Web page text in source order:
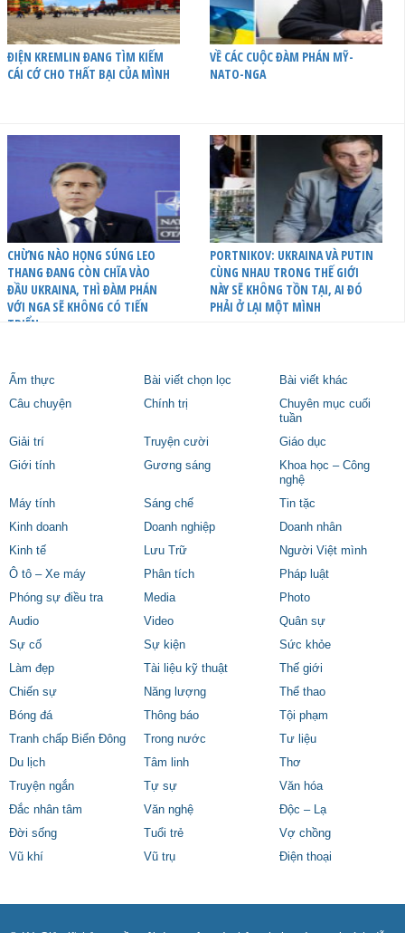
ĐIỆN KREMLIN ĐANG TÌM KIẾM
CÁI CỚ CHO THẤT BẠI CỦA MÌNH
VỀ CÁC CUỘC ĐÀM PHÁN MỸ-
NATO-NGA
CHỪNG NÀO HỌNG SÚNG LEO
THANG ĐANG CÒN CHĨA VÀO
ĐẦU UKRAINA, THÌ ĐÀM PHÁN
VỚI NGA SẼ KHÔNG CÓ TIẾN
TRIỂN
PORTNIKOV: UKRAINA VÀ PUTIN
CÙNG NHAU TRONG THẾ GIỚI
NÀY SẼ KHÔNG TỒN TẠI, AI ĐÓ
PHẢI Ở LẠI MỘT MÌNH
Ẩm thực Bài viết chọn lọc
Bài viết khác
Câu chuyện
Chính trị
Chuyên mục cuối
tuần
Giải trí
Truyện cười
Giáo dục
Giới tính
Gương sáng
Khoa học – Công
nghệ
Máy tính
Sáng chế
Tin tặc
Kinh doanh
Doanh nghiệp
Doanh nhân
Kinh tế
Lưu Trữ
Người Việt mình
Ô tô – Xe máy
Phân tích
Pháp luật
Phóng sự điều tra
Media
Photo
Audio
Video
Quân sự
Sự cố
Sự kiện
Sức khỏe
Làm đẹp
Tài liệu kỹ thuật
Thế giới
Chiến sự
Năng lượng
Thể thao
Bóng đá
Thông báo
Tội phạm
Tranh chấp Biển Đông
Trong nước
Tư liệu
Du lịch
Tâm linh
Thơ
Truyện ngắn
Tự sự
Văn hóa
Đắc nhân tâm
Văn nghệ
Độc – Lạ
Đời sống
Tuổi trẻ
Vợ chồng
Vũ khí
Vũ trụ Điện thoại